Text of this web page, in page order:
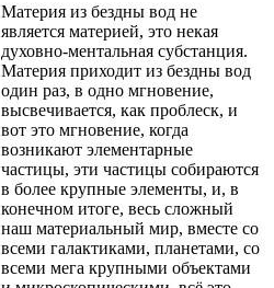
Материя из бездны вод не
является материей, это некая
духовно-ментальная субстанция.
Материя приходит из бездны вод
один раз, в одно мгновение,
высвечивается, как проблеск, и
вот это мгновение, когда
возникают элементарные
частицы, эти частицы собираются
в более крупные элементы, и, в
конечном итоге, весь сложный
наш материальный мир, вместе со
всеми галактиками, планетами, со
всеми мега крупными объектами